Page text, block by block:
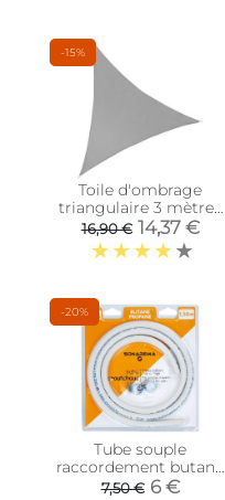
-15%
Toile d'ombrage
triangulaire 3 mètres
(Gris foncé)
16,90 € 14,37 €
-20%
Tube souple
raccordement butane
propane 1.50 m
7,50 € 6 €